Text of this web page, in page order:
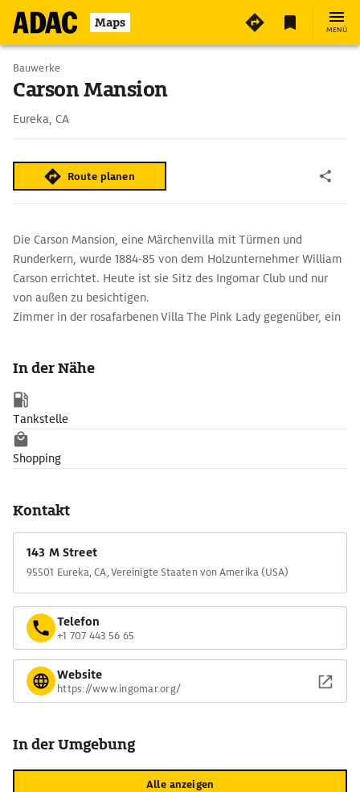
Maps MENÜ
Bauwerke
Carson Mansion
Eureka, CA
Route planen
Die Carson Mansion, eine Märchenvilla mit Türmen und
Runderkern, wurde 1884-85 von dem Holzunternehmer William
Carson errichtet. Heute ist sie Sitz des Ingomar Club und nur
von außen zu besichtigen.
Zimmer in der rosafarbenen Villa The Pink Lady gegenüber, ein
In der Nähe
Tankstelle
Shopping
Kontakt
143 M Street
95501 Eureka, CA, Vereinigte Staaten von Amerika (USA)
Telefon
+1 707 443 56 65
Website
https://www.ingomar.org/
In der Umgebung
Alle anzeigen